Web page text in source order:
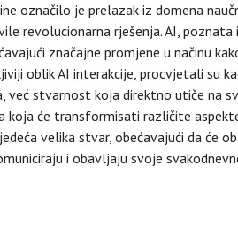
označilo je prelazak iz domena
revolucionarna rješenja. AI,
značajne promjene u načinu
oblik AI interakcije, procvjetali su
stvarnost koja direktno utiče na
koja će transformisati različite
velika stvar, obećavajući da će
i obavljaju svoje